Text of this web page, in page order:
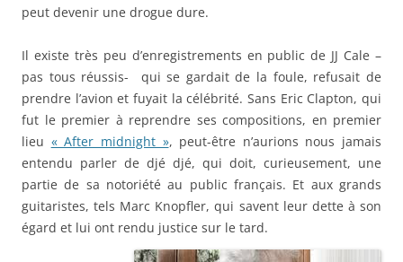
peut devenir une drogue dure.
Il existe très peu d’enregistrements en public de JJ Cale –
pas tous réussis- qui se gardait de la foule, refusait de
prendre l’avion et fuyait la célébrité. Sans Eric Clapton, qui
fut le premier à reprendre ses compositions, en premier
lieu « After midnight », peut-être n’aurions nous jamais
entendu parler de djé djé, qui doit, curieusement, une
partie de sa notoriété au public français. Et aux grands
guitaristes, tels Marc Knopfler, qui savent leur dette à son
égard et lui ont rendu justice sur le tard.